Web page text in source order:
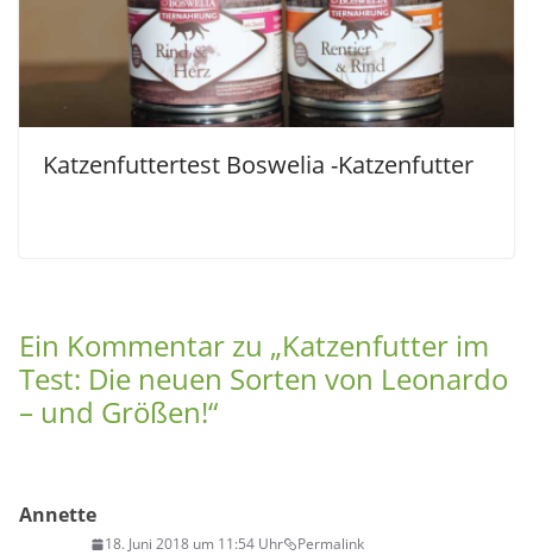
Katzenfuttertest Boswelia -Katzenfutter
Ein Kommentar zu „Katzenfutter im
Test: Die neuen Sorten von Leonardo
– und Größen!“
Annette
18. Juni 2018 um 11:54 Uhr Permalink